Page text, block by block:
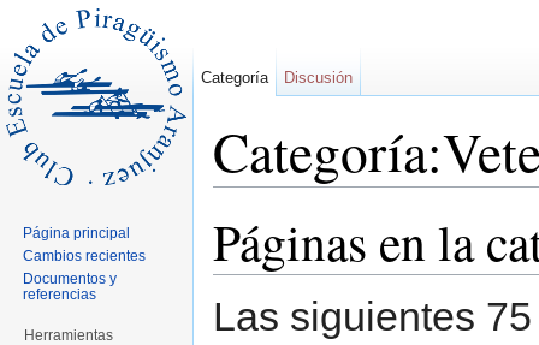
Páginas en la
Las siguientes
Categoría Discusión
Página principal
Cambios recientes
Documentos y
referencias
Herramientas